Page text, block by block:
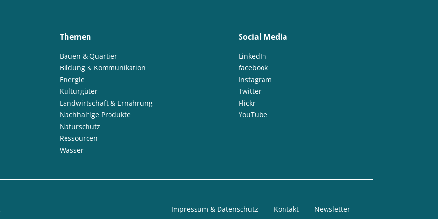
Themen
Bauen & Quartier
Bildung & Kommunikation
Energie
Kulturgüter
Landwirtschaft & Ernährung
Nachhaltige Produkte
Naturschutz
Ressourcen
Wasser
Social Media
LinkedIn
facebook
Instagram
Twitter
Flickr
YouTube
Impressum & Datenschutz Kontakt Newsletter